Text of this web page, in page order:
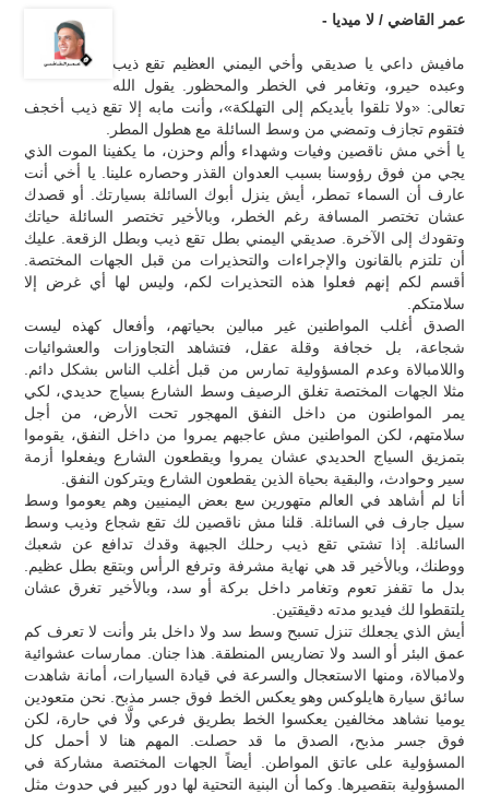
عمر القاضي / لا ميديا -
مافيش داعي يا صديقي وأخي اليمني العظيم تقع ذيب
وعبده حيرو، وتغامر في الخطر والمحظور. يقول الله
تعالى: «ولا تلقوا بأيديكم إلى التهلكة»، وأنت مابه إلا تقع ذيب أخجف
فتقوم تجازف وتمضي من وسط السائلة مع هطول المطر.
يا أخي مش ناقصين وفيات وشهداء وألم وحزن، ما يكفينا الموت الذي
يجي من فوق رؤوسنا بسبب العدوان القذر وحصاره علينا. يا أخي أنت
عارف أن السماء تمطر، أيش ينزل أبوك السائلة بسيارتك. أو قصدك
عشان تختصر المسافة رغم الخطر، وبالأخير تختصر السائلة حياتك
وتقودك إلى الآخرة. صديقي اليمني بطل تقع ذيب وبطل الزقعة. عليك
أن تلتزم بالقانون والإجراءات والتحذيرات من قبل الجهات المختصة.
أقسم لكم إنهم فعلوا هذه التحذيرات لكم، وليس لها أي غرض إلا
سلامتكم.
الصدق أغلب المواطنين غير مبالين بحياتهم، وأفعال كهذه ليست
شجاعة، بل خجافة وقلة عقل، فتشاهد التجاوزات والعشوائيات
واللامبالاة وعدم المسؤولية تمارس من قبل أغلب الناس بشكل دائم.
مثلا الجهات المختصة تغلق الرصيف وسط الشارع بسياج حديدي، لكي
يمر المواطنون من داخل النفق المهجور تحت الأرض، من أجل
سلامتهم، لكن المواطنين مش عاجبهم يمروا من داخل النفق، يقوموا
بتمزيق السياج الحديدي عشان يمروا ويقطعون الشارع ويفعلوا أزمة
سير وحوادث، والبقية بحياة الذين يقطعون الشارع ويتركون النفق.
أنا لم أشاهد في العالم متهورين سع بعض اليمنيين وهم يعوموا وسط
سيل جارف في السائلة. قلنا مش ناقصين لك تقع شجاع وذيب وسط
السائلة. إذا تشتي تقع ذيب رحلك الجبهة وقدك تدافع عن شعبك
ووطنك، وبالأخير قد هي نهاية مشرفة وترفع الرأس وبتقع بطل عظيم.
بدل ما تقفز تعوم وتغامر داخل بركة أو سد، وبالأخير تغرق عشان
يلتقطوا لك فيديو مدته دقيقتين.
أيش الذي يجعلك تنزل تسبح وسط سد ولا داخل بئر وأنت لا تعرف كم
عمق البئر أو السد ولا تضاريس المنطقة. هذا جنان. ممارسات عشوائية
ولامبالاة، ومنها الاستعجال والسرعة في قيادة السيارات، أمانة شاهدت
سائق سيارة هايلوكس وهو يعكس الخط فوق جسر مذبح. نحن متعودين
يوميا نشاهد مخالفين يعكسوا الخط بطريق فرعي ولَّا في حارة، لكن
فوق جسر مذبح، الصدق ما قد حصلت. المهم هنا لا أحمل كل
المسؤولية على عاتق المواطن. أيضاً الجهات المختصة مشاركة في
المسؤولية بتقصيرها. وكما أن البنية التحتية لها دور كبير في حدوث مثل